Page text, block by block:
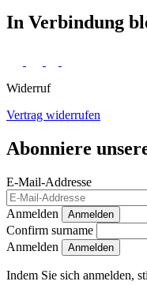
In Verbindung
Widerruf
Vertrag widerrufen
Abonniere
E-Mail-Addresse
Anmelden Anmelden
Confirm surname
Anmelden
Indem Sie sich anmelden,